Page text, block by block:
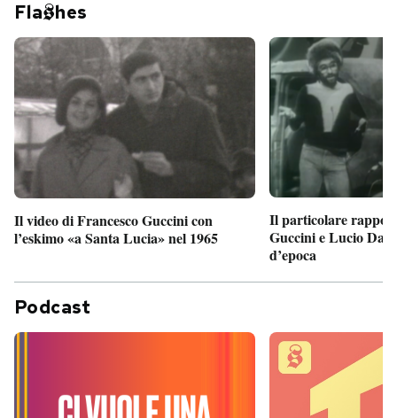
Fla hes
Il video di Francesco Guccini con
l’eskimo «a Santa Lucia» nel 1965
Il particolare
Guccini e Lucio
d’epoca
Podcast